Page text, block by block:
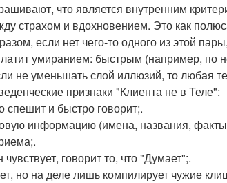
что является внутренним
страхом и вдохновением. Это как
если нет чего-то одного из этой
умиранием: быстрым (например, по
не уменьшать слой иллюзий, то любая
признаки "Клиента не в Теле":
спешит и быстро говорит;.
информацию (имена, названия,
говорит то, что "Думает";.
но на деле лишь компилирует чужие